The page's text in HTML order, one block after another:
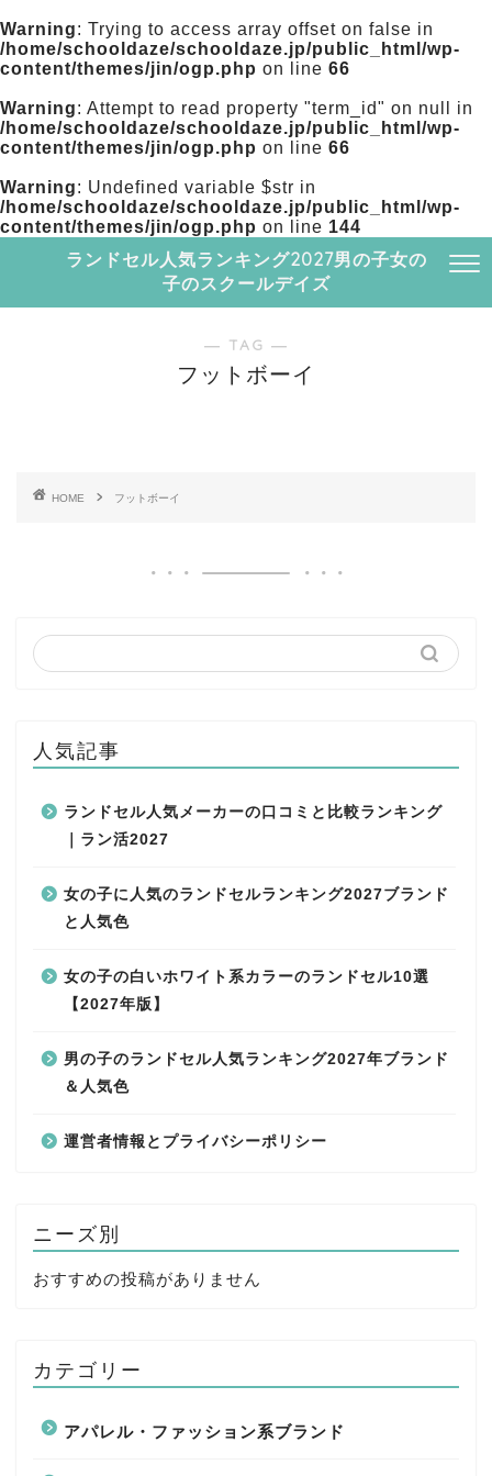
Warning: Trying to access array offset on false in
/home/schooldaze/schooldaze.jp/public_html/wp-
content/themes/jin/ogp.php on line 66
Warning: Attempt to read property "term_id" on null in
/home/schooldaze/schooldaze.jp/public_html/wp-
content/themes/jin/ogp.php on line 66
Warning: Undefined variable $str in
/home/schooldaze/schooldaze.jp/public_html/wp-
content/themes/jin/ogp.php on line 144
ランドセル人気ランキング2027男の子女の
子のスクールデイズ
― TAG ―
フットボーイ
HOME フットボーイ
人気記事
ランドセル人気メーカーの口コミと比較ランキング
｜ラン活2027
女の子に人気のランドセルランキング2027ブランド
と人気色
女の子の白いホワイト系カラーのランドセル10選
【2027年版】
男の子のランドセル人気ランキング2027年ブランド
＆人気色
運営者情報とプライバシーポリシー
ニーズ別
おすすめの投稿がありません
カテゴリー
アパレル・ファッション系ブランド